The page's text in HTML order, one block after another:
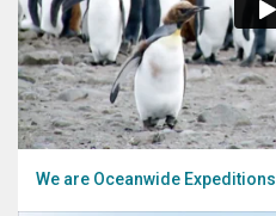
We are Oceanwide Expeditions